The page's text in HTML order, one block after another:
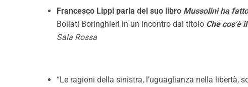
Francesco Lippi parla del suo libro Mussolini ha
Bollati Boringhieri in un incontro dal titolo Che cos’è
Sala Rossa
“Le ragioni della sinistra, l’uguaglianza nella libertà,